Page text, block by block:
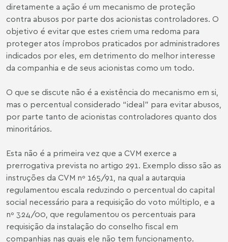
diretamente a ação é um mecanismo de proteção
contra abusos por parte dos acionistas controladores. O
objetivo é evitar que estes criem uma redoma para
proteger atos ímprobos praticados por administradores
indicados por eles, em detrimento do melhor interesse
da companhia e de seus acionistas como um todo.
O que se discute não é a existência do mecanismo em si,
mas o percentual considerado “ideal” para evitar abusos,
por parte tanto de acionistas controladores quanto dos
minoritários.
Esta não é a primeira vez que a CVM exerce a
prerrogativa prevista no artigo 291. Exemplo disso são as
instruções da CVM nº 165/91, na qual a autarquia
regulamentou escala reduzindo o percentual do capital
social necessário para a requisição do voto múltiplo, e a
nº 324/00, que regulamentou os percentuais para
requisição da instalação do conselho fiscal em
companhias nas quais ele não tem funcionamento.